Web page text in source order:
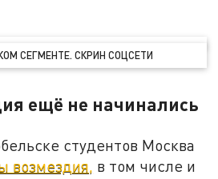
СЕГМЕНТЕ. СКРИН СОЦСЕТИ
ещё не начинались
студентов Москва
возмездия, в том числе и